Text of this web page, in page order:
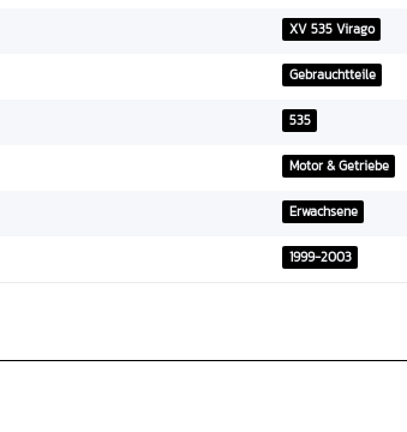
XV 535 Virago
Gebrauchtteile
535
Motor & Getriebe
Erwachsene
1999-2003